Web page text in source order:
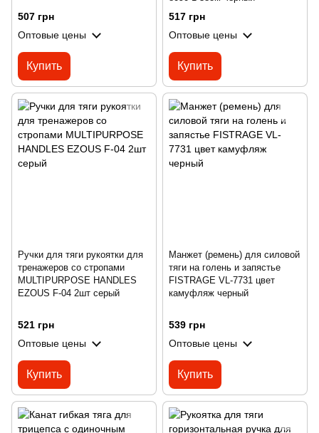
507 грн
Оптовые цены
Купить
517 грн
Оптовые цены
Купить
Ручки для тяги рукоятки для
тренажеров со стропами
MULTIPURPOSE HANDLES
EZOUS F-04 2шт серый
521 грн
Оптовые цены
Купить
Манжет (ремень) для силовой
тяги на голень и запястье
FISTRAGE VL-7731 цвет
камуфляж черный
539 грн
Оптовые цены
Купить